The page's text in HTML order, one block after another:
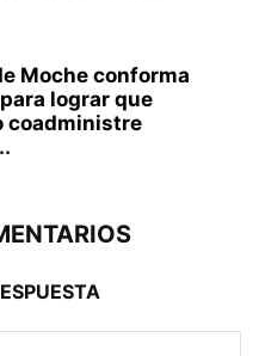
Moche conforma
lograr que
coadministre